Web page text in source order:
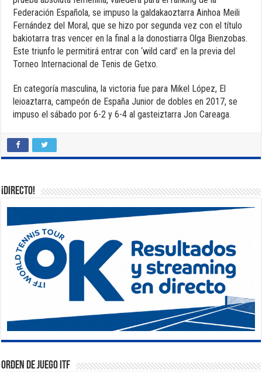
Federación Española, se impuso la galdakaoztarra Ainhoa Meili
Fernández del Moral, que se hizo por segunda vez con el título
bakiotarra tras vencer en la final a la donostiarra Olga Bienzobas.
Este triunfo le permitirá entrar con ‘wild card’ en la previa del
Torneo Internacional de Tenis de Getxo.
En categoría masculina, la victoria fue para Mikel López, El
leioaztarra, campeón de España Junior de dobles en 2017, se
impuso el sábado por 6-2 y 6-4 al gasteiztarra Jon Careaga.
¡DIRECTO!
Orden de Juego ITF